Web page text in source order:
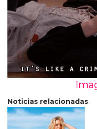
Noticias relacionadas